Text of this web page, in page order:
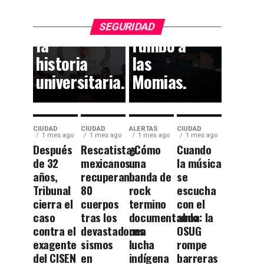
SEGURIDAD
huella en
la
historia
universitaria.
callejón
rumbo a
las
Momias.
CIUDAD
1 mes ago
Después
de 32
años,
Tribunal
cierra el
caso
contra el
exagente
del CISEN
CIUDAD
1 mes ago
Rescatistas
mexicanos
recuperan
80
cuerpos
tras los
devastadores
sismos
en
ALERTAS
1 mes ago
¿Cómo
una
banda de
rock
termino
documentando
una
lucha
indígena
CIUDAD
1 mes ago
Cuando
la música
se
escucha
con el
alma: la
OSUG
rompe
barreras